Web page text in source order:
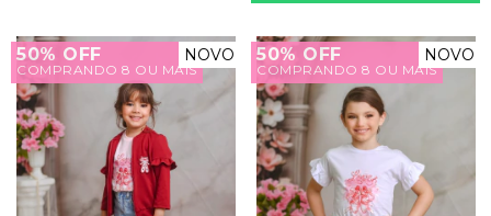
50% OFF
COMPRANDO 8 OU MAIS
NOVO 50% OFF
COMPRANDO 8 OU MAIS
NOVO